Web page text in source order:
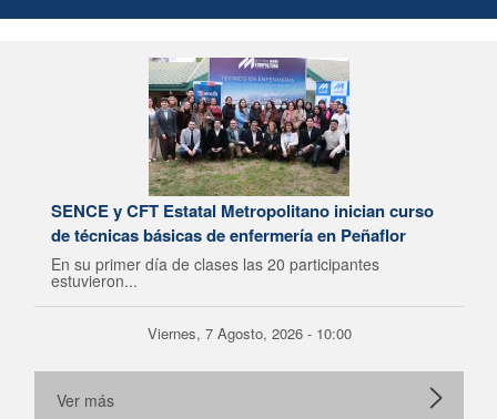
SENCE y CFT Estatal Metropolitano inician curso
de técnicas básicas de enfermería en Peñaflor
En su primer día de clases las 20 participantes
estuvieron...
Viernes, 7 Agosto, 2026 - 10:00
Ver más